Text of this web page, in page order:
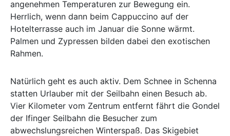
angenehmen Temperaturen zur Bewegung ein.
Herrlich, wenn dann beim Cappuccino auf der
Hotelterrasse auch im Januar die Sonne wärmt.
Palmen und Zypressen bilden dabei den exotischen
Rahmen.
Natürlich geht es auch aktiv. Dem Schnee in Schenna
statten Urlauber mit der Seilbahn einen Besuch ab.
Vier Kilometer vom Zentrum entfernt fährt die Gondel
der Ifinger Seilbahn die Besucher zum
abwechslungsreichen Winterspaß. Das Skigebiet